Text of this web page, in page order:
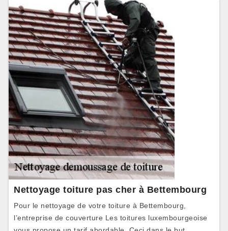
Nettoyage toiture pas cher à Bettembourg
Pour le nettoyage de votre toiture à Bettembourg,
l’entreprise de couverture Les toitures luxembourgeoise